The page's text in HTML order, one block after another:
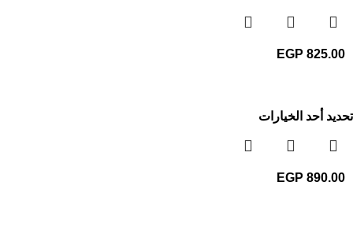
EGP 825.00
تحديد أحد الخيارات
EGP 890.00